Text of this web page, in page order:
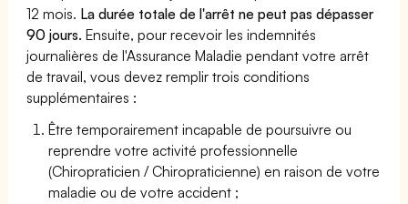
12 mois. La durée totale de l'arrêt ne peut pas dépasser
90 jours. Ensuite, pour recevoir les indemnités
journalières de l'Assurance Maladie pendant votre arrêt
de travail, vous devez remplir trois conditions
supplémentaires :
Être temporairement incapable de poursuivre ou
reprendre votre activité professionnelle
(Chiropraticien / Chiropraticienne) en raison de votre
maladie ou de votre accident ;